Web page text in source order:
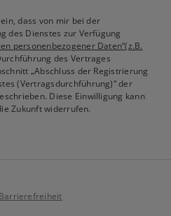
dass von mir bei der
des Dienstes zur Verfügung
personenbezogener Daten“(z.B.
des Vertrages
„Abschluss der Registrierung
(Vertragsdurchführung)“ der
Diese Einwilligung kann
Zukunft widerrufen.
Barrierefreiheit